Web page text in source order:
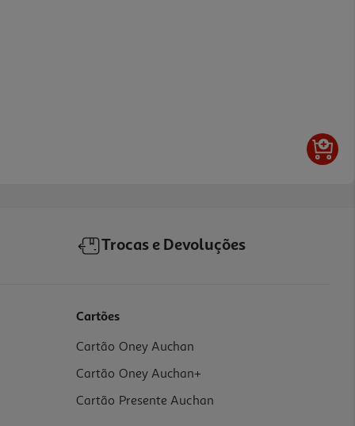
Trocas e Devoluções
Cartões
Cartão Oney Auchan
Cartão Oney Auchan+
Cartão Presente Auchan